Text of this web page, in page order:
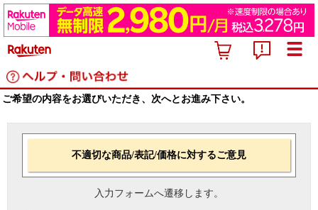
ご希望の内容をお選びいただき、次へとお進み下さい。
不適切な商品/表記/価格に対するご意見
入力フォームへ遷移します。